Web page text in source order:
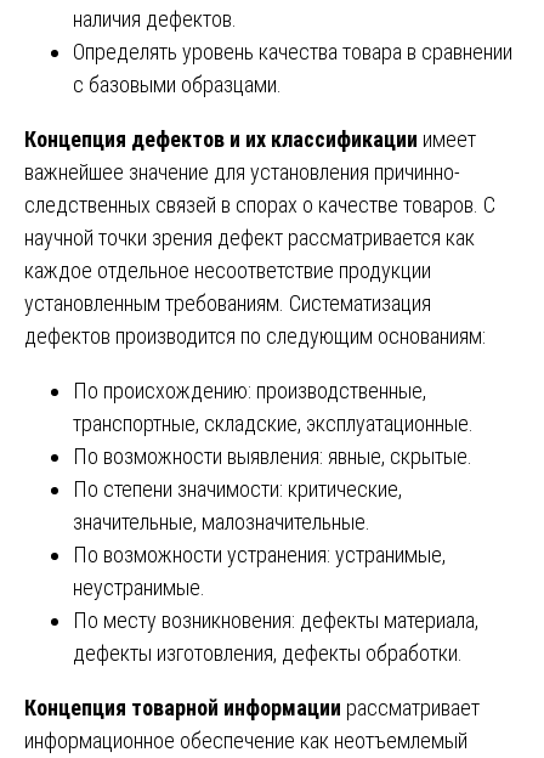
наличия дефектов.
Определять уровень качества товара в сравнении
с базовыми образцами.
Концепция дефектов и их классификации имеет
важнейшее значение для установления причинно-
следственных связей в спорах о качестве товаров. С
научной точки зрения дефект рассматривается как
каждое отдельное несоответствие продукции
установленным требованиям. Систематизация
дефектов производится по следующим основаниям:
По происхождению: производственные,
транспортные, складские, эксплуатационные.
По возможности выявления: явные, скрытые.
По степени значимости: критические,
значительные, малозначительные.
По возможности устранения: устранимые,
неустранимые.
По месту возникновения: дефекты материала,
дефекты изготовления, дефекты обработки.
Концепция товарной информации рассматривает
информационное обеспечение как неотъемлемый